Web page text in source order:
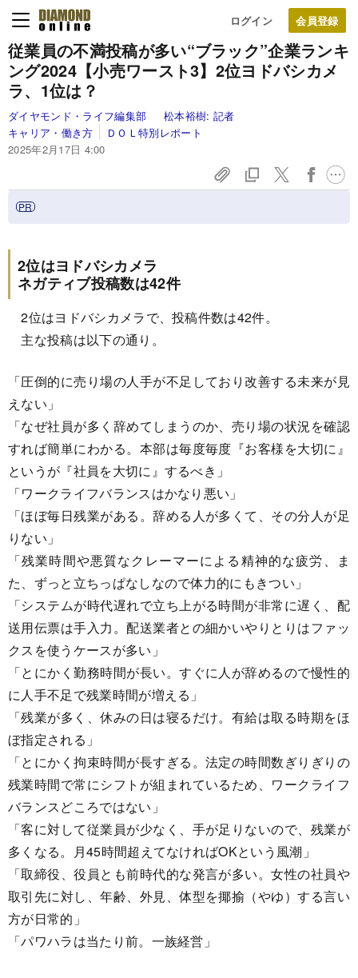
ログイン
従業員の不満投稿が多い“ブラック”企業ランキ
ング2024【小売ワースト3】2位ヨドバシカメ
ラ、1位は？
ダイヤモンド・ライフ編集部 松本裕樹:記者
キャリア・働き方
ＤＯＬ特別レポート
2025年2月17日 4:00
2位はヨドバシカメラ
ネガティブ投稿数は42件
2位はヨドバシカメラで、投稿件数は42件。
主な投稿は以下の通り。
「圧倒的に売り場の人手が不足しており改善する未来が見
えない」
「なぜ社員が多く辞めてしまうのか、売り場の状況を確認
すれば簡単にわかる。本部は毎度毎度『お客様を大切に』
というが『社員を大切に』するべき」
「ワークライフバランスはかなり悪い」
「ほぼ毎日残業がある。辞める人が多くて、その分人が足
りない」
「残業時間や悪質なクレーマーによる精神的な疲労、ま
た、ずっと立ちっぱなしなので体力的にもきつい」
「システムが時代遅れで立ち上がる時間が非常に遅く、配
送用伝票は手入力。配送業者との細かいやりとりはファッ
クスを使うケースが多い」
「とにかく勤務時間が長い。すぐに人が辞めるので慢性的
に人手不足で残業時間が増える」
「残業が多く、休みの日は寝るだけ。有給は取る時期をほ
ぼ指定される」
「とにかく拘束時間が長すぎる。法定の時間数ぎりぎりの
残業時間で常にシフトが組まれているため、ワークライフ
バランスどころではない」
「客に対して従業員が少なく、手が足りないので、残業が
多くなる。月45時間超えてなければOKという風潮」
「取締役、役員とも前時代的な発言が多い。女性の社員や
取引先に対し、年齢、外見、体型を揶揄（やゆ）する言い
方が日常的」
「パワハラは当たり前。一族経営」